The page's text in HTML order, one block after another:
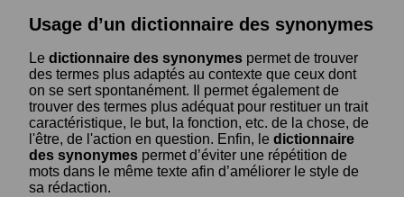
Usage d’un dictionnaire des synonymes
Le dictionnaire des synonymes permet de trouver
des termes plus adaptés au contexte que ceux dont
on se sert spontanément. Il permet également de
trouver des termes plus adéquat pour restituer un trait
caractéristique, le but, la fonction, etc. de la chose, de
l'être, de l'action en question. Enfin, le dictionnaire
des synonymes permet d’éviter une répétition de
mots dans le même texte afin d’améliorer le style de
sa rédaction.